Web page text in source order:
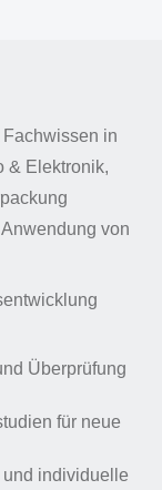
in
& Elektronik,
von
Überprüfung
für neue
und individuelle